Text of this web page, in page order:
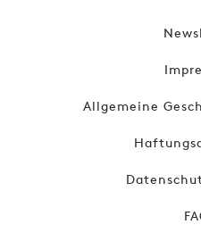
Allgemeine